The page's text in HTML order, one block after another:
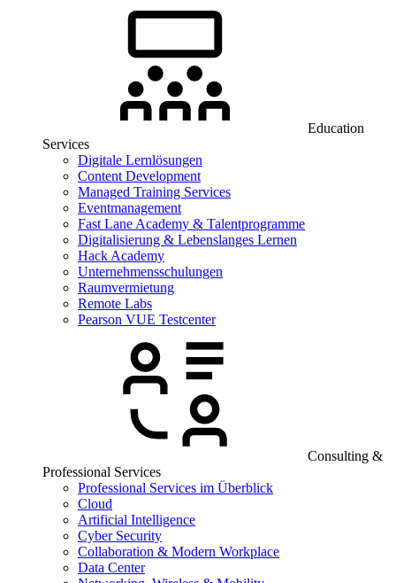
Education
Services
Digitale Lernlösungen
Content Development
Managed Training Services
Eventmanagement
Fast Lane Academy & Talentprogramme
Digitalisierung & Lebenslanges Lernen
Hack Academy
Unternehmensschulungen
Raumvermietung
Remote Labs
Pearson VUE Testcenter
Consulting &
Professional Services
Professional Services im Überblick
Cloud
Artificial Intelligence
Cyber Security
Collaboration & Modern Workplace
Data Center